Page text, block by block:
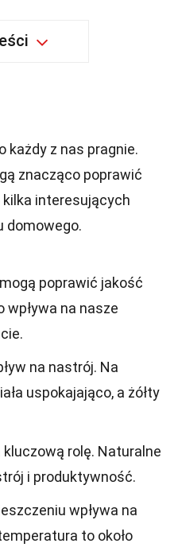
każdy z nas pragnie.
znacząco poprawić
interesujących
domowego.
mogą poprawić jakość
wpływa na nasze
na nastrój. Na
uspokajająco, a żółty
kluczową rolę. Naturalne
i produktywność.
wpływa na
to około